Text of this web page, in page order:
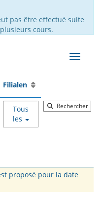
pas être effectué suite
cours.
Filialen
Tous
les
Rechercher
proposé pour la date